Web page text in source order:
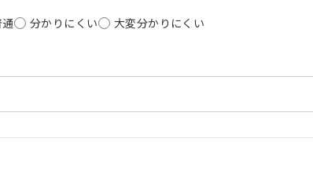
分かりにくい 大変分かりにくい